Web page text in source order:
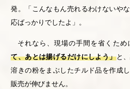
発。「こんなもん売れるわけないや
応ばっかりでしたよ」。
それなら、現場の手間を省くため
て、あとは揚げるだけにしよう」と
溶きの粉をまぶしたチルド品を作成
販売が伸びません。